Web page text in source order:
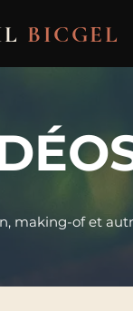
BICGEL
making-of et